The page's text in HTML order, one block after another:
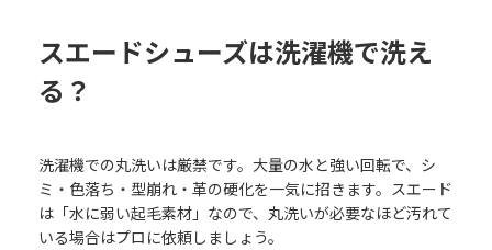
スエードシューズは洗濯機で洗え
る？
洗濯機での丸洗いは厳禁です。大量の水と強い回転で、シ
ミ・色落ち・型崩れ・革の硬化を一気に招きます。スエード
は「水に弱い起毛素材」なので、丸洗いが必要なほど汚れて
いる場合はプロに依頼しましょう。